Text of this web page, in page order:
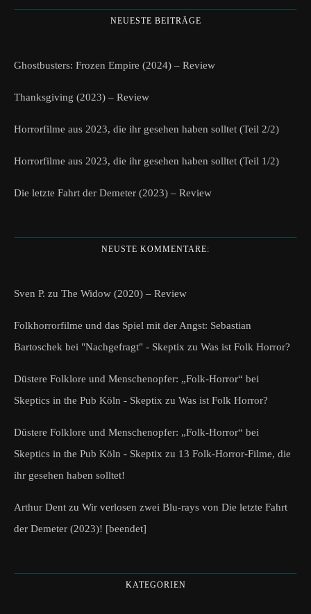
NEUESTE BEITRÄGE
Ghostbusters: Frozen Empire (2024) – Review
Thanksgiving (2023) – Review
Horrorfilme aus 2023, die ihr gesehen haben solltet (Teil 2/2)
Horrorfilme aus 2023, die ihr gesehen haben solltet (Teil 1/2)
Die letzte Fahrt der Demeter (2023) – Review
NEUSTE KOMMENTARE:
Sven P. zu The Widow (2020) – Review
Folkhorrorfilme und das Spiel mit der Angst: Sebastian
Bartoschek bei "Nachgefragt" - Skeptix zu Was ist Folk Horror?
Düstere Folklore und Menschenopfer: „Folk-Horror“ bei
Skeptics in the Pub Köln - Skeptix zu Was ist Folk Horror?
Düstere Folklore und Menschenopfer: „Folk-Horror“ bei
Skeptics in the Pub Köln - Skeptix zu 13 Folk-Horror-Filme, die
ihr gesehen haben solltet!
Arthur Dent zu Wir verlosen zwei Blu-rays von Die letzte Fahrt
der Demeter (2023)! [beendet]
KATEGORIEN